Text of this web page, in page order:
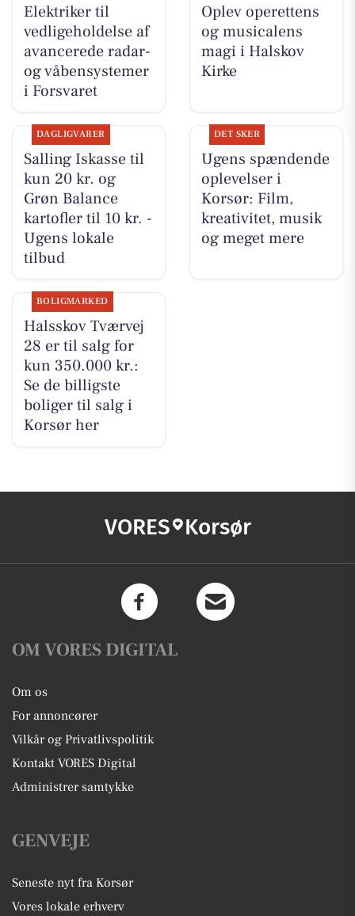
Elektriker til
vedligeholdelse af
avancerede radar-
og våbensystemer
i Forsvaret
Oplev operettens
og musicalens
magi i Halskov
Kirke
DAGLIGVARER
Salling Iskasse til
kun 20 kr. og
Grøn Balance
kartofler til 10 kr. -
Ugens lokale
tilbud
DET SKER
Ugens spændende
oplevelser i
Korsør: Film,
kreativitet, musik
og meget mere
BOLIGMARKED
Halsskov Tværvej
28 er til salg for
kun 350.000 kr.:
Se de billigste
boliger til salg i
Korsør her
VORES Korsør
OM VORES DIGITAL
Om os
For annoncører
Vilkår og Privatlivspolitik
Kontakt VORES Digital
Administrer samtykke
GENVEJE
Seneste nyt fra Korsør
Vores lokale erhverv